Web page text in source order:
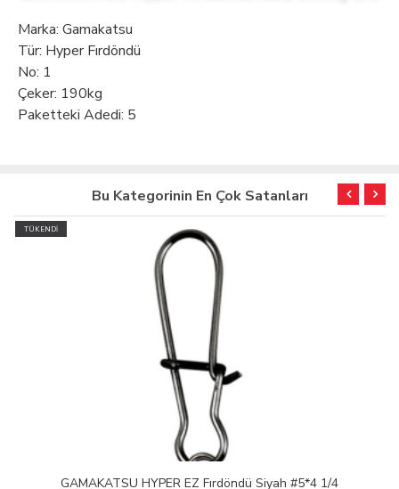
Marka: Gamakatsu
Tür: Hyper Fırdöndü
No: 1
Çeker: 190kg
Paketteki Adedi: 5
Bu Kategorinin En Çok Satanları
TÜKENDİ
GAMAKATSU HYPER EZ Fırdöndü Siyah #5*4 1/4